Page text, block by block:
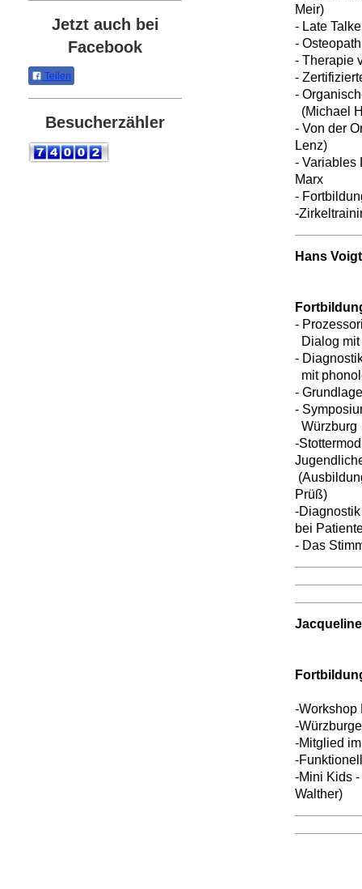
Meir)
- Late
-
- Therapie
-
-
(Michael
- Von der
Lenz)
- Variables
Marx
-
-
Hans Voigt
-
Dialog
-
mit
-
-
Würzburg
-
Prüß)
-
bei
- Das
-Workshop
-
-Mitglied
-
-Mini Kids
Walther)
Jetzt auch bei
Facebook
Teilen
Besucherzähler